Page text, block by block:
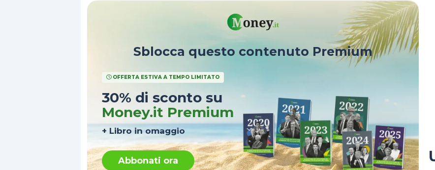
Sblocca questo contenuto Premium
OFFERTA ESTIVA A TEMPO LIMITATO
30% di sconto su
Money.it Premium
+ Libro in omaggio
Abbonati ora